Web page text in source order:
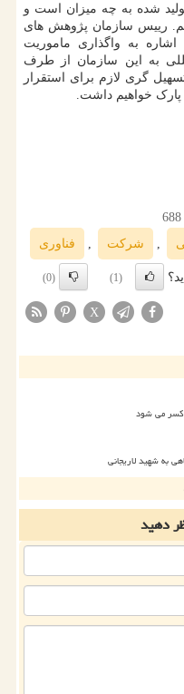
شده به چه میزان است و
رییس سازمان پژوهش های
به واگذاری ماموریت
به این سازمان از طرف
گری لازم برای استقرار
خواهیم داشت.
688
, شركت , فناوری
(1)
(0)
X
کسر می شود
به شهید لاریجانی
دهید